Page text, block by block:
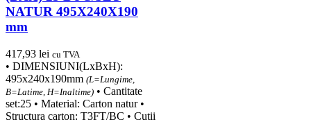
NATUR 495X240X190
mm
417,93 lei cu TVA
• DIMENSIUNI(LxBxH):
495x240x190mm (L=Lungime,
B=Latime, H=Inaltime) • Cantitate
set:25 • Material: Carton natur •
Structura carton: T3FT/BC • Cutii